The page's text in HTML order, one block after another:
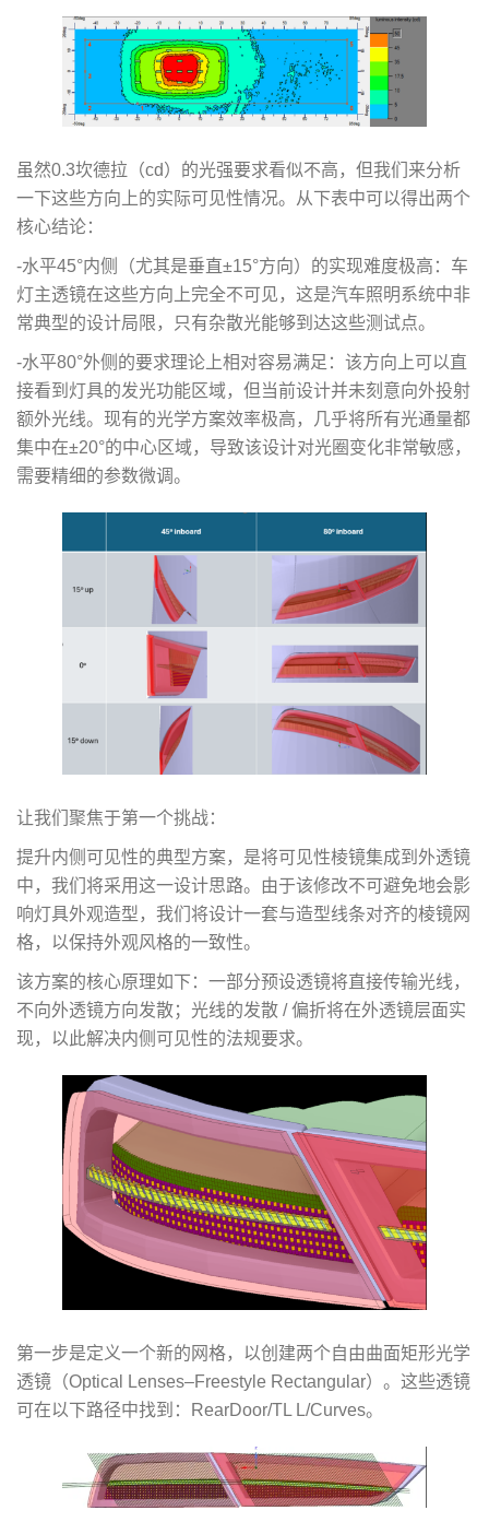
虽然0.3坎德拉（cd）的光强要求看似不高，但我们来分析
一下这些方向上的实际可见性情况。从下表中可以得出两个
核心结论：
-水平45°内侧（尤其是垂直±15°方向）的实现难度极高：车
灯主透镜在这些方向上完全不可见，这是汽车照明系统中非
常典型的设计局限，只有杂散光能够到达这些测试点。
-水平80°外侧的要求理论上相对容易满足：该方向上可以直
接看到灯具的发光功能区域，但当前设计并未刻意向外投射
额外光线。现有的光学方案效率极高，几乎将所有光通量都
集中在±20°的中心区域，导致该设计对光圈变化非常敏感，
需要精细的参数微调。
让我们聚焦于第一个挑战：
提升内侧可见性的典型方案，是将可见性棱镜集成到外透镜
中，我们将采用这一设计思路。由于该修改不可避免地会影
响灯具外观造型，我们将设计一套与造型线条对齐的棱镜网
格，以保持外观风格的一致性。
该方案的核心原理如下：一部分预设透镜将直接传输光线，
不向外透镜方向发散；光线的发散 / 偏折将在外透镜层面实
现，以此解决内侧可见性的法规要求。
第一步是定义一个新的网格，以创建两个自由曲面矩形光学
透镜（Optical Lenses–Freestyle Rectangular）。这些透镜
可在以下路径中找到：RearDoor/TL L/Curves。